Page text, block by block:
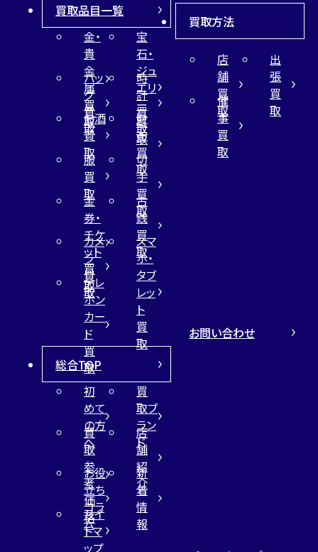
買取品目一覧
金・
貴
金
属
買
取
宝
石・
ジュ
エリ
ー
買
取
バッ
グ
買
取
時
計
買
取
お酒
買
取
財
布
買
取
服
買
取
切
手
買
取
金
券・
チケ
ット
買
取
古
銭
買
取
カメ
ラ
買
取
スマ
ホ・
タブ
レッ
ト
買
取
テレ
ホン
カー
ド
買
取
買取方法
店
舗
買
取
出
張
買
取
催
事
買
取
総合TOP
初
めて
の方
へ
買
取ブ
ラン
ド
買
取
参
考
価
格
店
舗
紹
介
お役
立ち
コラ
ム
新
着
情
報
サイ
トマ
ップ
お問い合わせ